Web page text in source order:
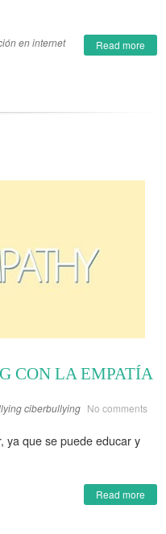
Read more
en internet
CON LA EMPATÍA
ciberbullying No comments
ya que se puede educar y
Read more